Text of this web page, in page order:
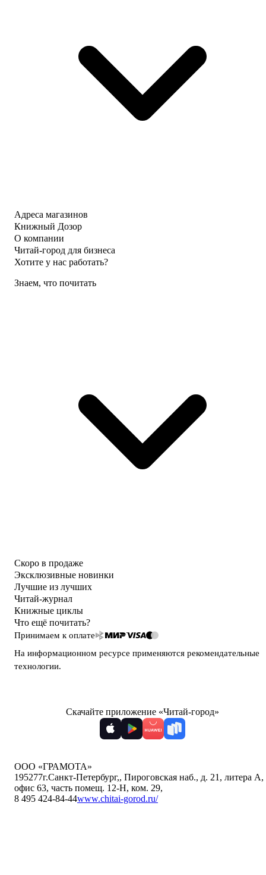
Адреса магазинов
Книжный Дозор
О компании
Читай-город для бизнеса
Хотите у нас работать?
Знаем, что почитать
Скоро в продаже
Эксклюзивные новинки
Лучшие из лучших
Читай-журнал
Книжные циклы
Что ещё почитать?
Принимаем к оплате
На информационном ресурсе применяются рекомендательные
технологии.
Скачайте приложение «Читай-город»
ООО «ГРАМОТА»
195277г.Санкт-Петербург,, Пироговская наб., д. 21, литера А,
офис 63, часть помещ. 12-Н, ком. 29,
8 495 424-84-44www.chitai-gorod.ru/